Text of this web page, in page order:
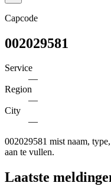
Capcode
002029581
Service
—
Region
—
City
—
002029581 mist naam,
aan te vullen.
Laatste